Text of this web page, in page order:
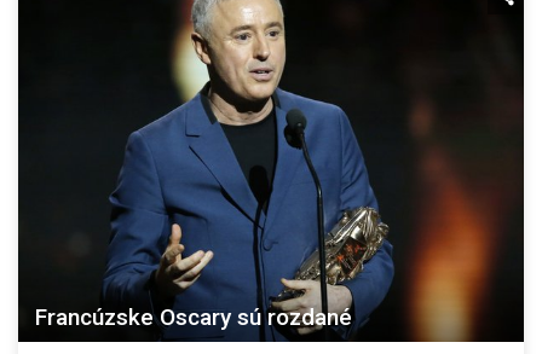
Francúzske Oscary sú rozdané